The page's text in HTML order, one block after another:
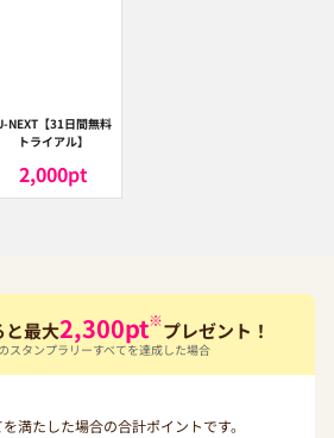
NEXT【31日間無料
トライアル】
2,000pt
と最大2,300pt※プレゼント！
スタンプラリーすべてを達成した場合
満たした場合の合計ポイントです。